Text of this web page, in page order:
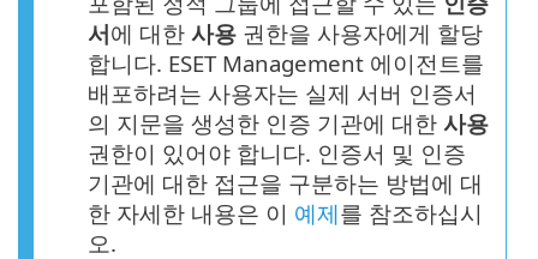
서에 대한 사용 권한을 사용자에게 할당
합니다. ESET Management 에이전트를
배포하려는 사용자는 실제 서버 인증서
의 지문을 생성한 인증 기관에 대한 사용
권한이 있어야 합니다. 인증서 및 인증
기관에 대한 접근을 구분하는 방법에 대
한 자세한 내용은 이 예제를 참조하십시
오.